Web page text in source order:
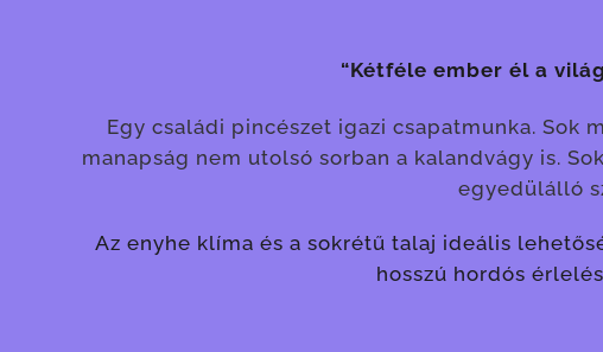
“Kétféle ember él a
Egy családi pincészet igazi csapatmunka. Sok
manapság nem utolsó sorban a kalandvágy is.
egyedülálló
Az enyhe klíma és a sokrétű talaj ideális
hosszú hordós